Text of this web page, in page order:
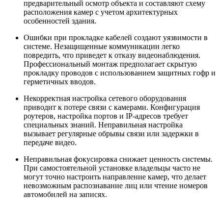
предварительный осмотр объекта и составляют схему
расположения камер с учетом архитектурных
особенностей здания.
Ошибки при прокладке кабелей создают уязвимости в
системе. Незащищенные коммуникации легко
повредить, что приведет к отказу видеонаблюдения.
Профессиональный монтаж предполагает скрытую
прокладку проводов с использованием защитных гофр и
герметичных вводов.
Некорректная настройка сетевого оборудования
приводит к потере связи с камерами. Конфигурация
роутеров, настройка портов и IP-адресов требует
специальных знаний. Неправильная настройка
вызывает регулярные обрывы связи или задержки в
передаче видео.
Неправильная фокусировка снижает ценность системы.
При самостоятельной установке владельцы часто не
могут точно настроить направление камер, что делает
невозможным распознавание лиц или чтение номеров
автомобилей на записях.